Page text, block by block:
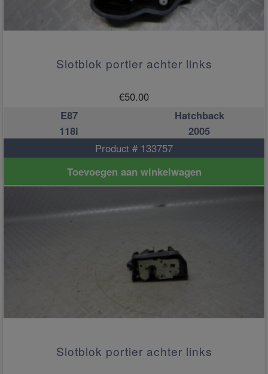
Slotblok portier achter links
€50.00
E87
Hatchback
118i
2005
Product # 133757
Toevoegen aan winkelwagen
Slotblok portier achter links